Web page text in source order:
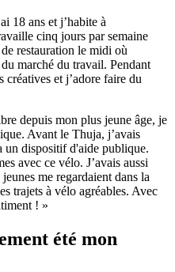
18 ans et j’habite à
cinq jours par semaine
restauration le midi où
marché du travail. Pendant
créatives et j’adore faire du
depuis mon plus jeune âge, je
Avant le Thuja, j’avais
dispositif d'aide publique.
avec ce vélo. J’avais aussi
me regardaient dans la
trajets à vélo agréables. Avec
! »
été mon